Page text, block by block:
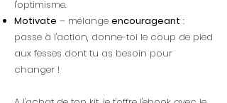
l'optimisme.
Motivate – mélange encourageant :
passe à l'action, donne-toi le coup de pied
aux fesses dont tu as besoin pour
changer !